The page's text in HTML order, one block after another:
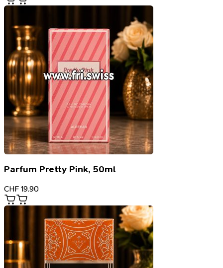
Parfum Pretty Pink, 50ml
CHF 19.90